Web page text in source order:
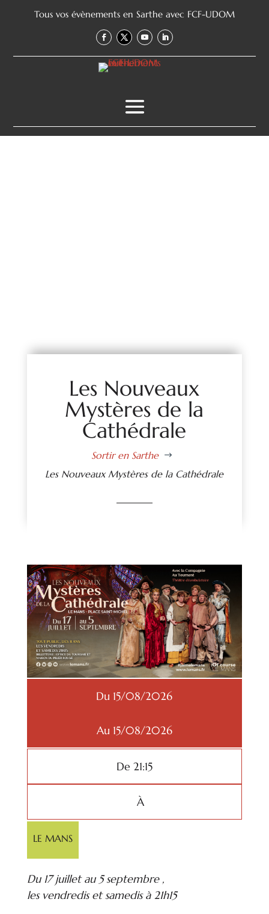
Tous vos évènements en Sarthe avec FCF-UDOM
Les Nouveaux
Mystères de la
Cathédrale
Sortir en Sarthe $
Les Nouveaux Mystères de la Cathédrale
Du 15/08/2026
Au 15/08/2026
De 21:15
À
LE MANS
Du 17 juillet au 5 septembre ,
les vendredis et samedis à 21h15